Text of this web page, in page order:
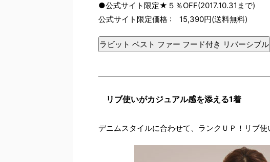
●公式サイト限定★５％OFF(2017.10.31まで)
公式サイト限定価格 : 15,390円(送料無料)
ラビット ベスト ファー フード付き リバーシブル
リブ使いがカジュアル感を添える1着
デニムスタイルに合わせて、ランクＵＰ！リブ使